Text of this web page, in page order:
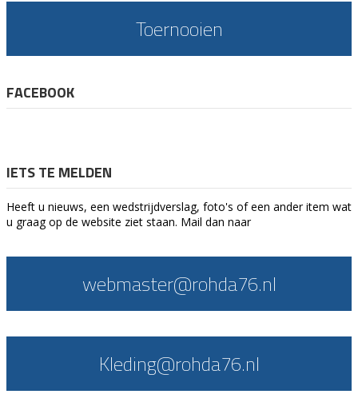
Toernooien
FACEBOOK
IETS TE MELDEN
Heeft u nieuws, een wedstrijdverslag, foto's of een ander item wat
u graag op de website ziet staan. Mail dan naar
webmaster@rohda76.nl
Kleding@rohda76.nl